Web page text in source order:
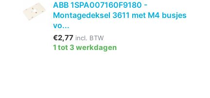
ABB 1SPA007160F9180 -
Montagedeksel 3611 met M4 busjes
vo...
€2,77 incl. BTW
1 tot 3 werkdagen